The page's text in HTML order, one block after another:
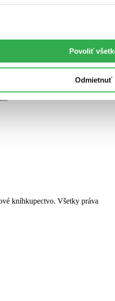
Povoliť
Odmietnuť
plný (ne)knižných noviniek.
Internetové kníhkupectvo. Všetky
kníhkupectvo. Všetky práva